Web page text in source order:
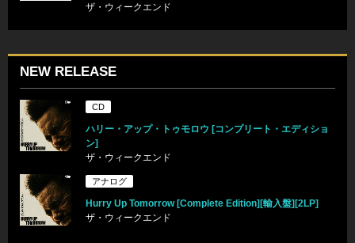
ザ・ウィークエンド
NEW RELEASE
CD
ハリー・アップ・トゥモロウ [コンプリート・エディショ
ン]
ザ・ウィークエンド
アナログ
Hurry Up Tomorrow [Complete Edition][輸入盤][2LP]
ザ・ウィークエンド